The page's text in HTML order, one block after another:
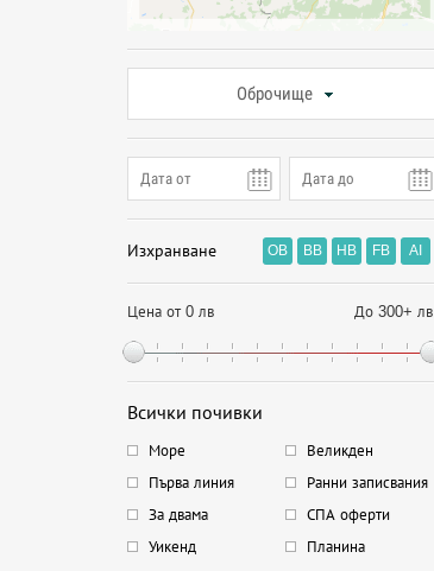
Оброчище
Изхранване OB BB HB FB AI
Цена от 0 лв До 300+ лв
Всички почивки
Море
Великден
Първа линия
Ранни записвания
За двама
СПА оферти
Уикенд
Планина